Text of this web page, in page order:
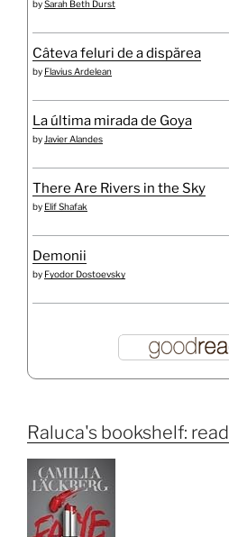
bySarah Beth Durst
Câteva feluri de a dispărea
by Flavius Ardelean
La última mirada de Goya
by Javier Alandes
There Are Rivers in the Sky
by Elif Shafak
Demonii
by Fyodor Dostoevsky
Raluca's bookshelf: read